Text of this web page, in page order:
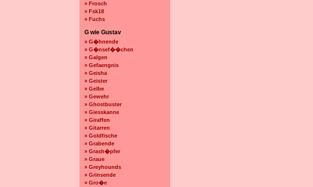
» Frosch
» Fsk18
» Fuchs
G wie Gustav
» G�hnende
» G�nsef��chen
» Galgen
» Gefaengnis
» Geisha
» Geister
» Gelbe
» Gewehr
» Ghostbuster
» Giesskanne
» Giraffen
» Gitarren
» Goldfische
» Grabende
» Grash�pfer
» Graue
» Greyhounds
» Grinsende
» Gro�e